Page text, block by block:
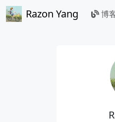
Razon Yang 博